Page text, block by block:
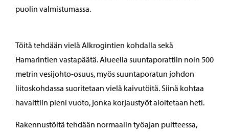
puolin valmistumassa.
Töitä tehdään vielä Alkrogintien kohdalla sekä
Hamarintien vastapäätä. Alueella suuntaporattiin noin 500
metrin vesijohto-osuus, myös suuntaporatun johdon
liitoskohdassa suoritetaan vielä kaivutöitä. Siinä kohtaa
havaittiin pieni vuoto, jonka korjaustyöt aloitetaan heti.
Rakennustöitä tehdään normaalin työajan puitteessa,